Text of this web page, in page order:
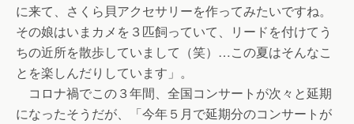
に来て、さくら貝アクセサリーを作ってみたいですね。
その娘はいまカメを３匹飼っていて、リードを付けてう
ちの近所を散歩していまして（笑）…この夏はそんなこ
とを楽しんだりしています」。
コロナ禍でこの３年間、全国コンサートが次々と延期
になったそうだが、「今年５月で延期分のコンサートが